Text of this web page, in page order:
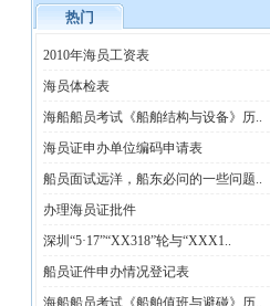
热门
2010年海员工资表
海员体检表
海船船员考试《船舶结构与设备》历..
海员证申办单位编码申请表
船员面试远洋，船东必问的一些问题..
办理海员证批件
深圳“5·17”“XX318”轮与“XXX1..
船员证件申办情况登记表
海船船员考试《船舶值班与避碰》历..